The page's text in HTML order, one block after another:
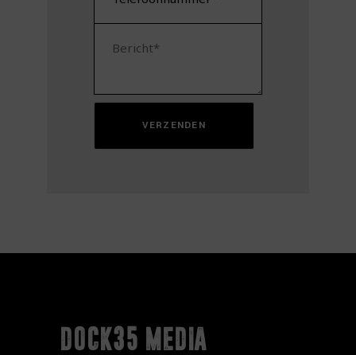
VERZENDEN
dock35 media